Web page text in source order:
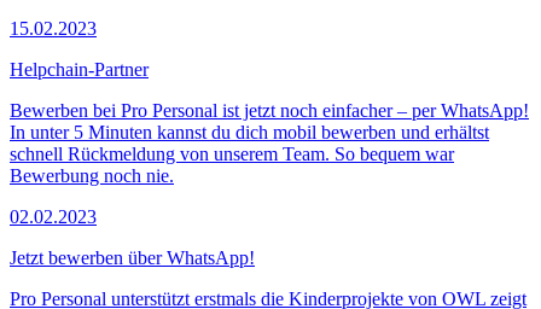
15.02.2023
Helpchain-Partner
Bewerben bei Pro Personal ist jetzt noch einfacher – per WhatsApp!
In unter 5 Minuten kannst du dich mobil bewerben und erhältst
schnell Rückmeldung von unserem Team. So bequem war
Bewerbung noch nie.
02.02.2023
Jetzt bewerben über WhatsApp!
Pro Personal unterstützt erstmals die Kinderprojekte von OWL zeigt